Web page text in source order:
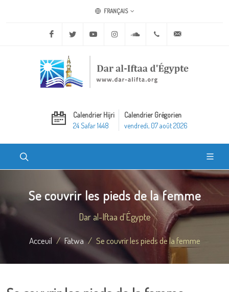
FRANÇAIS
Facebook Twitter Youtube Instagram Soundcloud+20 2 25970400
Calendrier Hijri
24 Safar 1448
Calendrier Grégorien
vendredi, 07 août 2026
Se couvrir les pieds de la femme
Dar al-Iftaa d'Égypte
Acceuil Fatwa Se couvrir les pieds de la femme